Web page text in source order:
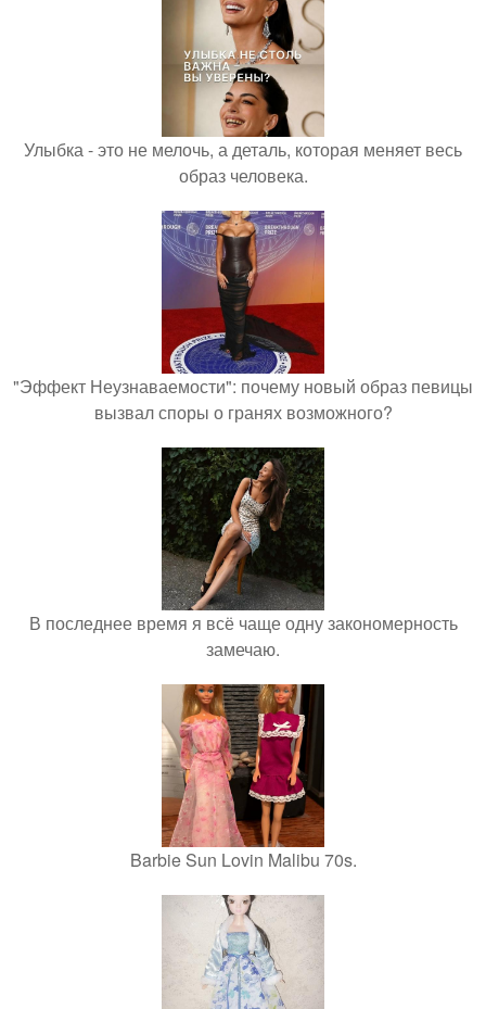
Улыбка - это не мелочь, а деталь, которая меняет весь
образ человека.
"Эффект Неузнаваемости": почему новый образ певицы
вызвал споры о гранях возможного?
В последнее время я всё чаще одну закономерность
замечаю.
Barbie Sun Lovin Malibu 70s.